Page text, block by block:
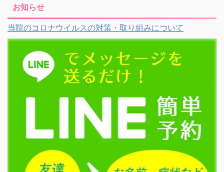
お知らせ
当院のコロナウイルスの対策・取り組みについて